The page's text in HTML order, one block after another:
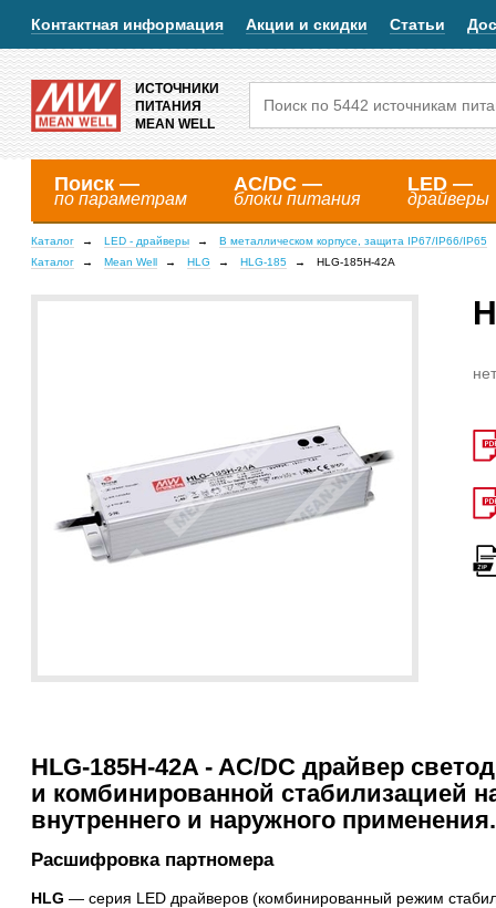
Контактная информация Акции и скидки Статьи
ИСТОЧНИКИ
ПИТАНИЯ
MEAN WELL
Поиск —
по параметрам
AC/DC —
блоки питания
LED —
драйверы
Каталог LED - драйверы
В металлическом корпусе, защита IP67/IP66/IP65
Каталог
Mean Well HLG HLG-185 HLG-185H-42A
HLG-185H-42A - AC/DC драйвер
и комбинированной стабилизацией
внутреннего и наружного применения.
Расшифровка партномера
HLG — серия LED драйверов (комбинированный режим